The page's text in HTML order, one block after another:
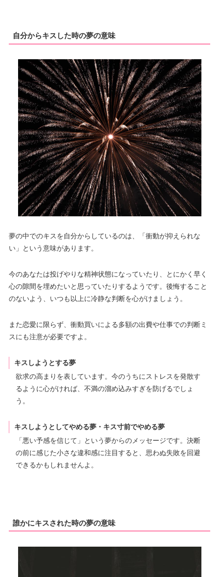
自分からキスした時の夢の意味
夢の中でのキスを自分からしているのは、「衝動が抑えられな
い」という意味があります。
今のあなたは投げやりな精神状態になっていたり、とにかく早く
心の隙間を埋めたいと思っていたりするようです。後悔すること
のないよう、いつも以上に冷静な判断を心がけましょう。
また恋愛に限らず、衝動買いによる多額の出費や仕事での判断ミ
スにも注意が必要ですよ。
キスしようとする夢
欲求の高まりを表しています。今のうちにストレスを発散す
るように心がければ、不満の溜め込みすぎを防げるでしょ
う。
キスしようとしてやめる夢・キス寸前でやめる夢
「悪い予感を信じて」という夢からのメッセージです。決断
の前に感じた小さな違和感に注目すると、思わぬ失敗を回避
できるかもしれませんよ。
誰かにキスされた時の夢の意味